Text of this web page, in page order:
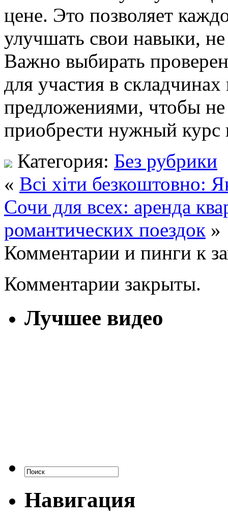
цене. Это позволяет
улучшать свои навыки,
Важно выбирать
для участия в
предложениями, чтобы
приобрести нужный курс
Категория: Без рубрики
« Всі хіти безкоштовно:
Сочи для всех: аренда
романтических поездок »
Комментарии и пинги к
Комментарии закрыты.
Лучшее видео
Навигация